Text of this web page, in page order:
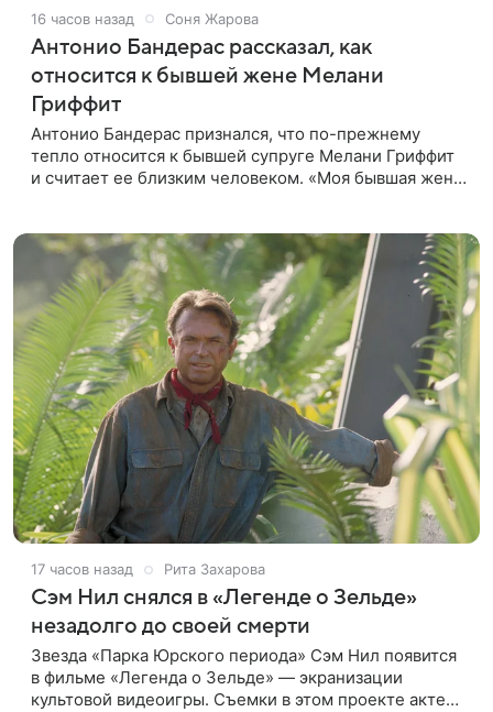
16 часов назад Соня Жарова
Антонио Бандерас рассказал, как
относится к бывшей жене Мелани
Гриффит
Антонио Бандерас признался, что по-прежнему
тепло относится к бывшей супруге Мелани Гриффит
и считает ее близким человеком. «Моя бывшая жена
17 часов назад Рита Захарова
Сэм Нил снялся в «Легенде о Зельде»
незадолго до своей смерти
Звезда «Парка Юрского периода» Сэм Нил появится
в фильме «Легенда о Зельде» — экранизации
культовой видеоигры. Съемки в этом проекте актер